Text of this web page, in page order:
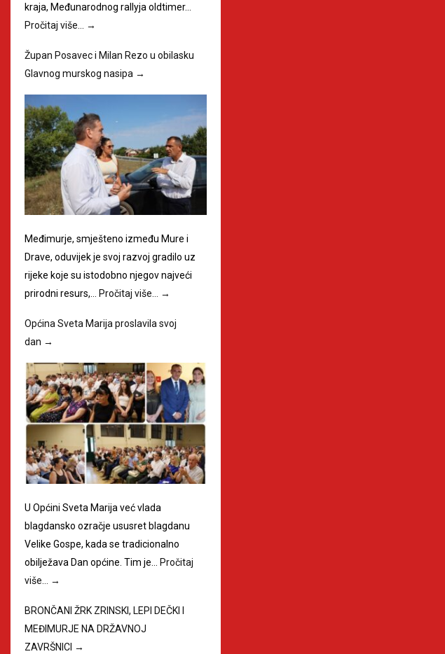
kraja, Međunarodnog rallyja oldtimer…
Pročitaj više…
→
Župan Posavec i Milan Rezo u obilasku
Glavnog murskog nasipa →
Međimurje, smješteno između Mure i
Drave, oduvijek je svoj razvoj gradilo uz
rijeke koje su istodobno njegov najveći
prirodni resurs,… Pročitaj više… →
Općina Sveta Marija proslavila svoj
dan →
U Općini Sveta Marija već vlada
blagdansko ozračje ususret blagdanu
Velike Gospe, kada se tradicionalno
obilježava Dan općine. Tim je…
Pročitaj
više…
→
BRONČANI ŽRK ZRINSKI, LEPI DEČKI I
MEĐIMURJE NA DRŽAVNOJ
ZAVRŠNICI →